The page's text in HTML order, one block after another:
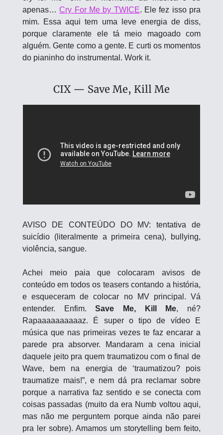
apenas… Cry For Me by TWICE. Ele fez isso pra
mim. Essa aqui tem uma leve energia de diss,
porque claramente ele tá meio magoado com
alguém. Gente como a gente. E curti os momentos
do pianinho do instrumental. Work it.
CIX — Save Me, Kill Me
AVISO DE CONTEÚDO DO MV: tentativa de
suicídio (literalmente a primeira cena), bullying,
violência, sangue.
Achei meio paia que colocaram avisos de
conteúdo em todos os teasers contando a história,
e esqueceram de colocar no MV principal. Vá
entender. Enfim. Save Me, Kill Me, né?
Rapaaaaaaaaaaz. É super o tipo de vídeo E
música que nas primeiras vezes te faz encarar a
parede pra absorver. Mandaram a cena inicial
daquele jeito pra quem traumatizou com o final de
Wave, bem na energia de ‘traumatizou? pois
traumatize mais!”, e nem dá pra reclamar sobre
porque a narrativa faz sentido e se conecta com
coisas passadas (muito da era Numb voltou aqui,
mas não me perguntem porque ainda não parei
pra ler sobre). Amamos um storytelling bem feito,